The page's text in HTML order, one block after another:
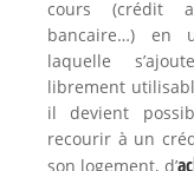
cours (crédit
bancaire…) en
laquelle
librement
il devient
recourir à un
son logement, d’